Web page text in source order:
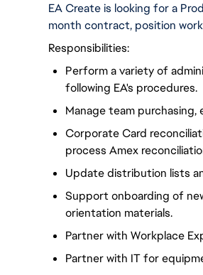
EA Create is looking for a
month contract, position
Responsibilities:
Perform a variety of
following EA's procedures.
Manage team
Corporate Card
process Amex
Update distribution lists
Support onboarding of
orientation materials.
Partner with Workplace
Partner with IT for